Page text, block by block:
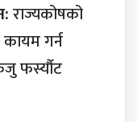
राज्यकोषको
गर्न
फर्स्यौट